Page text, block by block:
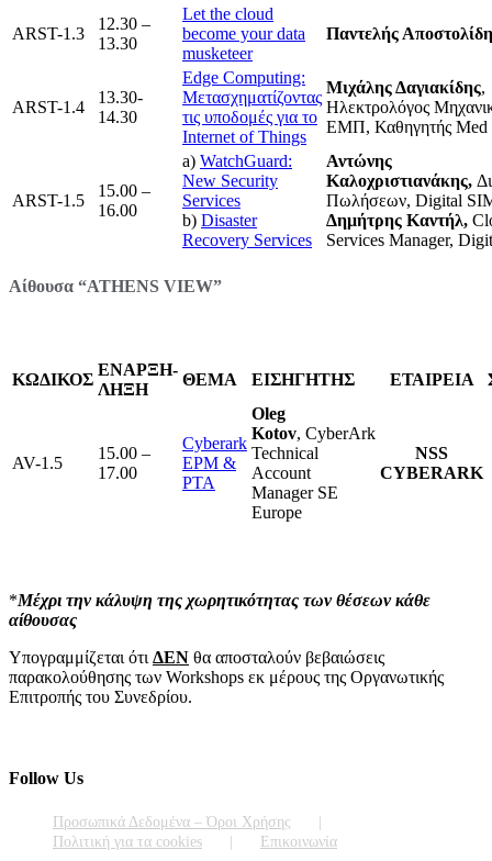
ARST-1.3
12.30 –
13.30
Let the cloud
become your data
musketeer
Παντελής
ARST-1.4
13.30-
14.30
Edge Computing:
Μετασχηματίζοντας
τις υποδομές για το
Internet of Things
Μιχάλης Δαγιακίδης,
Ηλεκτρολόγος
ΕΜΠ, Καθηγητής Med
ARST-1.5
15.00 –
16.00
a) WatchGuard:
New Security
Services
b) Disaster
Recovery Services
Αντώνης
Καλοχριστιανάκης,
Πωλήσεων, Digital
Δημήτρης Καντήλ,
Services Manager,
Αίθουσα “ATHENS VIEW”
ΚΩΔΙΚΟΣ
ΕΝΑΡΞΗ-
ΛΗΞΗ
ΘΕΜΑ ΕΙΣΗΓΗΤΗΣ ΕΤΑΙΡΕΙΑ
AV-1.5
15.00 –
17.00
Cyberark
EPM &
PTA
Oleg
Kotov, CyberArk
Technical
Account
Manager SE
Europe
NSS
CYBERARK
*Μέχρι την κάλυψη της χωρητικότητας των θέσεων κάθε
αίθουσας
Υπογραμμίζεται ότιΔΕΝ θα αποσταλούν βεβαιώσεις
παρακολούθησης των Workshops εκ μέρους της Οργανωτικής
Επιτροπής του Συνεδρίου.
Follow Us
Προσωπικά Δεδομένα – Όροι Χρήσης
Πολιτική για τα cookies
Επικοινωνία